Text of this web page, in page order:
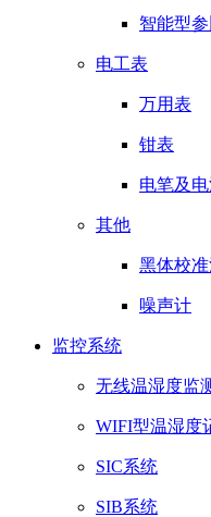
智能型
电工表
万用表
钳表
电笔及
其他
黑体校
噪声计
监控系统
无线温湿度监
WIFI型温湿度
SIC系统
SIB系统